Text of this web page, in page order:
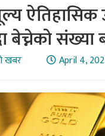
ऐतिहासिक
बेच्नेको संख्या
खबर April 4,